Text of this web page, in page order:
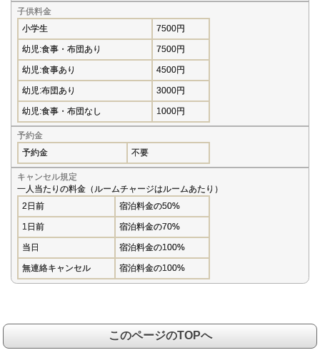
子供料金
小学生
7500円
幼児:食事・布団あり 7500円
幼児:食事あり 4500円
幼児:布団あり 3000円
幼児:食事・布団なし 1000円
予約金
予約金
不要
キャンセル規定
一人当たりの料金（ルームチャージはルームあたり）
2日前
宿泊料金の50%
1日前 宿泊料金の70%
当日 宿泊料金の100%
無連絡キャンセル 宿泊料金の100%
このページのTOPへ